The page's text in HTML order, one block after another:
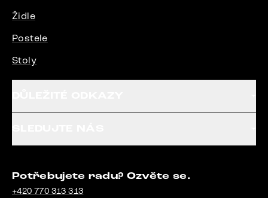
Židle
Postele
Stoly
Potřebujete radu? Ozvěte se.
+420 770 313 313